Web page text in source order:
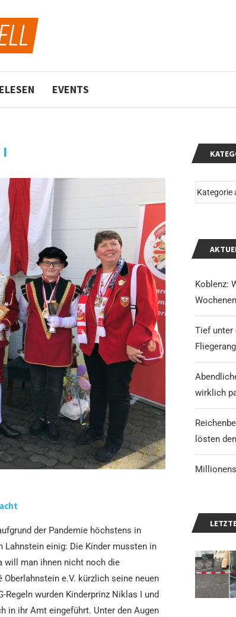
EVENTS
I
der Pandemie höchstens in
einig: Die Kinder mussten in
will man ihnen nicht noch die
e.V. kürzlich seine neuen
wurden Kinderprinz Niklas I und
in ihr Amt eingeführt. Unter den Augen
Koblenz:
Tief unter
wirklich
lösten